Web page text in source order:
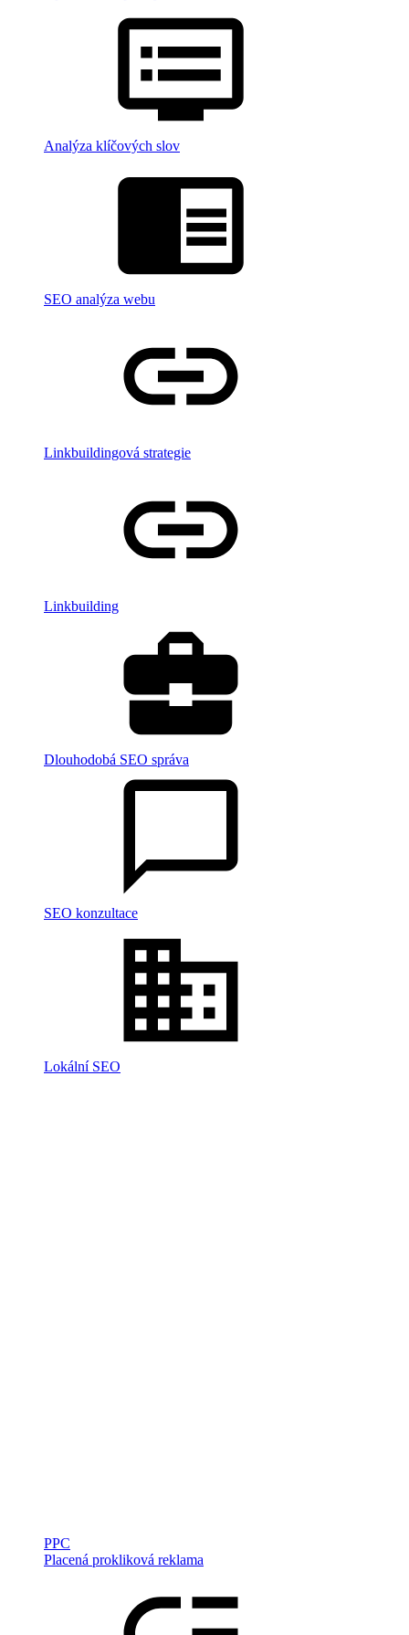
Analýza klíčových slov
SEO analýza webu
Linkbuildingová strategie
Linkbuilding
Dlouhodobá SEO správa
SEO konzultace
Lokální SEO
PPC
Placená prokliková reklama